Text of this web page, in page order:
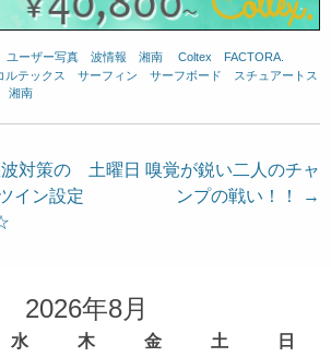
ユーザー写真 波情報 湘南 Coltex FACTORA.
ルテックス サーフィン サーフボード
スチュアートス
湘南
対策の
イン設定
土曜日 嗅覚が鋭い二人のチャ
ンプの戦い！！
→
2026年8月
水 木 金 土
日